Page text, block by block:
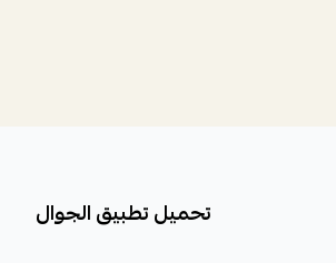
تحميل تطبيق الجوال